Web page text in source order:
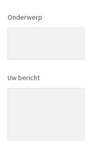
Onderwerp
Uw bericht